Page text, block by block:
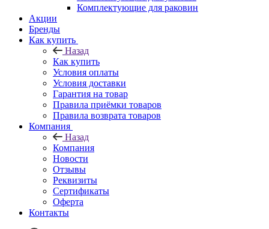
Комплектующие для раковин
Акции
Бренды
Как купить
Назад
Как купить
Условия оплаты
Условия доставки
Гарантия на товар
Правила приёмки товаров
Правила возврата товаров
Компания
Назад
Компания
Новости
Отзывы
Реквизиты
Сертификаты
Оферта
Контакты